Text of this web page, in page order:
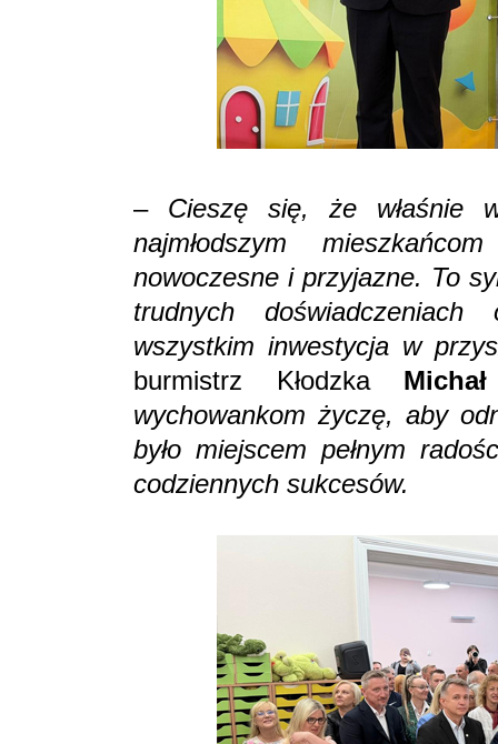
– Cieszę się, że właśnie
najmłodszym
nowoczesne i przyjazne. To
trudnych
wszystkim inwestycja w
burmistrz Kłodzka
wychowankom życzę, aby
było miejscem pełnym
codziennych sukcesów.